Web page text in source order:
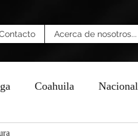
Acerca de nosotros...
Coahuila Nacional